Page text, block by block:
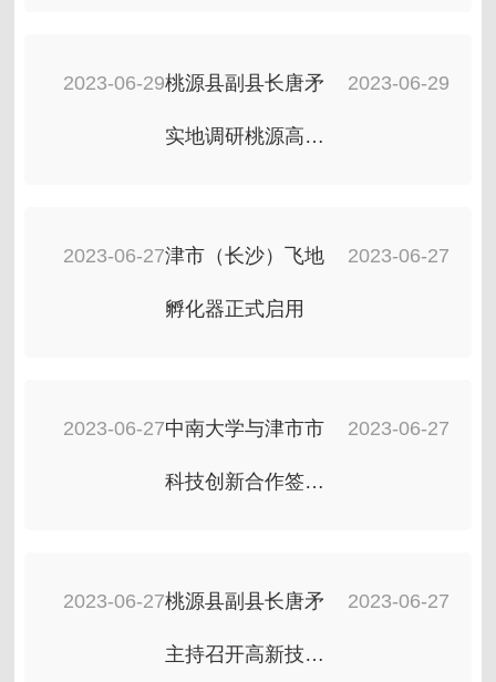
2023-06-29桃源县副县长唐矛
实地调研桃源高新
2023-06-29
2023-06-27津市（长沙）飞地
孵化器正式启用
2023-06-27
2023-06-27中南大学与津市市
科技创新合作签约
地孵化器启用仪式
举行
2023-06-27
2023-06-27桃源县副县长唐矛
主持召开高新技术
2023-06-27